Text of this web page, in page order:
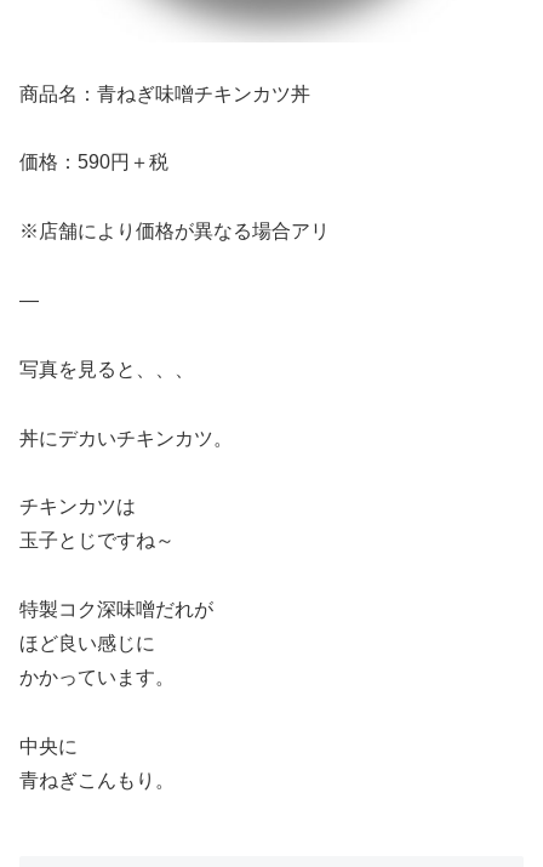
商品名：青ねぎ味噌チキンカツ丼
価格：590円＋税
※店舗により価格が異なる場合アリ
—
写真を見ると、、、
丼にデカいチキンカツ。
チキンカツは
玉子とじですね～
特製コク深味噌だれが
ほど良い感じに
かかっています。
中央に
青ねぎこんもり。